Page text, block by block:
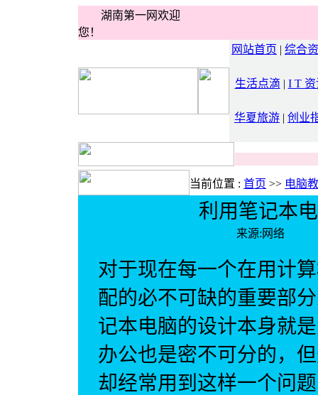
湖南第一网欢迎
您！
网站首页 | 综合
生活点滴 | I T 资
华夏旅游 | 创业
当前位置 : 首页 >> 电脑
利用笔记本
来源:网
对于现在每一个在用计
配的必不可缺的重要部
记本电脑的设计本身就
办公也是密不可分的，
却经常用到这样一个问